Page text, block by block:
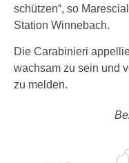
schützen“, so
Station Winnebach.
Die Carabinieri
wachsam zu sein und
zu melden.